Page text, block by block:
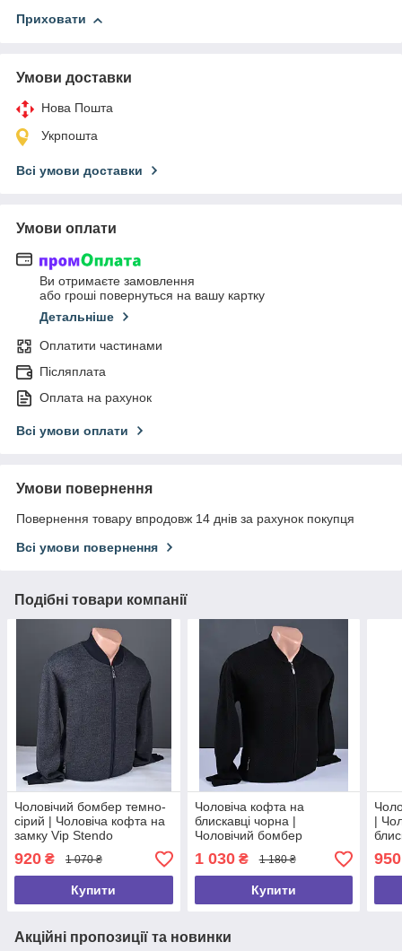
Приховати
Умови доставки
Нова Пошта
Укрпошта
Всі умови доставки
Умови оплати
Ви отримаєте замовлення
або гроші повернуться на вашу картку
Детальніше
Оплатити частинами
Післяплата
Оплата на рахунок
Всі умови оплати
Умови повернення
Повернення товару впродовж 14 днів за рахунок покупця
Всі умови повернення
Подібні товари компанії
Чоловічий бомбер темно-
сірий | Чоловіча кофта на
замку Vip Stendo
Туреччина 9149
920 ₴ 1 070 ₴
Купити
Чоловіча кофта на
блискавці чорна |
Чоловічий бомбер
великого розміру 9144 Б
1 030₴ 1 180 ₴
Купити
|
950
Акційні пропозиції та новинки